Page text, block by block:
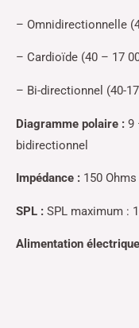
– Omnidirectionnelle
– Cardioïde (40 – 17
– Bi-directionnel (40-
Diagramme polaire : 9
bidirectionnel
Impédance : 150 Ohms
SPL : SPL maximum :
Alimentation